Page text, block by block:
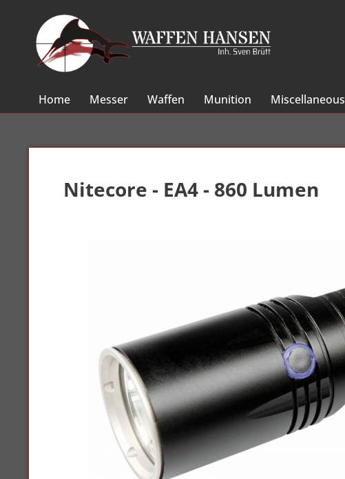
Home Messer Waffen Munition Miscellaneous
Nitecore - EA4 - 860 Lumen